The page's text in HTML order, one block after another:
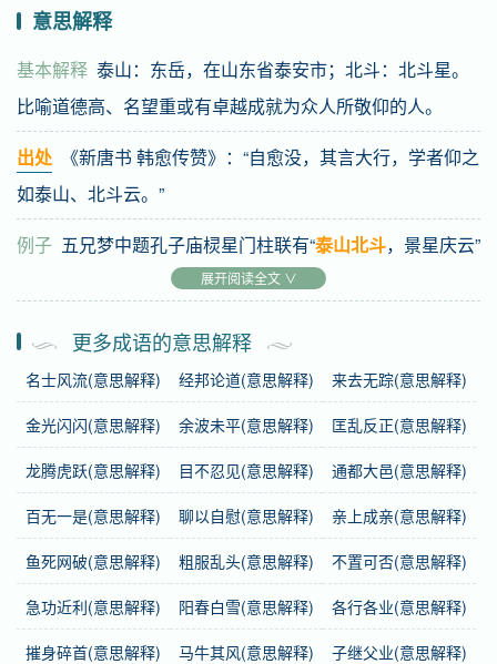
意思解释
基本解释 泰山：东岳，在山东省泰安市；北斗：北斗星。
比喻道德高、名望重或有卓越成就为众人所敬仰的人。
出处
《新唐书 韩愈传赞》：“自愈没，其言大行，学者仰之
如泰山、北斗云。”
例子 五兄梦中题孔子庙棂星门柱联有“泰山北斗，景星庆云”
之语，敬意如此者，士之望、人之瑞，一代不过数人。（清
基础信息
拼音 tài shān běi dǒu
注音 ㄊㄞˋ ㄕㄢ ㄅㄟˇ ㄉㄡˇ
繁体 泰山北鬥
感情 泰山北斗是褒义词。
用法 联合式；作主语、宾语；含褒义。
展开阅读全文 ∨
更多成语的意思解释
名士风流(意思解释) 经邦论道(意思解释) 来去无踪(意思解释)
金光闪闪(意思解释) 余波未平(意思解释) 匡乱反正(意思解释)
龙腾虎跃(意思解释) 目不忍见(意思解释) 通都大邑(意思解释)
百无一是(意思解释) 聊以自慰(意思解释) 亲上成亲(意思解释)
鱼死网破(意思解释) 粗服乱头(意思解释) 不置可否(意思解释)
急功近利(意思解释) 阳春白雪(意思解释) 各行各业(意思解释)
摧身碎首(意思解释) 马牛其风(意思解释) 子继父业(意思解释)